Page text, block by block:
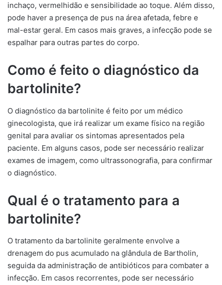
inchaço, vermelhidão e sensibilidade ao toque. Além disso,
pode haver a presença de pus na área afetada, febre e
mal-estar geral. Em casos mais graves, a infecção pode se
espalhar para outras partes do corpo.
Como é feito o diagnóstico da
bartolinite?
O diagnóstico da bartolinite é feito por um médico
ginecologista, que irá realizar um exame físico na região
genital para avaliar os sintomas apresentados pela
paciente. Em alguns casos, pode ser necessário realizar
exames de imagem, como ultrassonografia, para confirmar
o diagnóstico.
Qual é o tratamento para a
bartolinite?
O tratamento da bartolinite geralmente envolve a
drenagem do pus acumulado na glândula de Bartholin,
seguida da administração de antibióticos para combater a
infecção. Em casos recorrentes, pode ser necessário